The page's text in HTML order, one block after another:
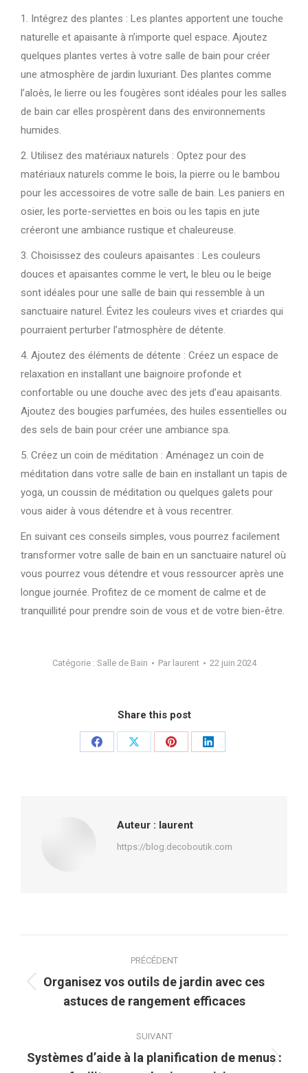
1. Intégrez des plantes : Les plantes apportent une touche
naturelle et apaisante à n’importe quel espace. Ajoutez
quelques plantes vertes à votre salle de bain pour créer
une atmosphère de jardin luxuriant. Des plantes comme
l’aloès, le lierre ou les fougères sont idéales pour les salles
de bain car elles prospèrent dans des environnements
humides.
2. Utilisez des matériaux naturels : Optez pour des
matériaux naturels comme le bois, la pierre ou le bambou
pour les accessoires de votre salle de bain. Les paniers en
osier, les porte-serviettes en bois ou les tapis en jute
créeront une ambiance rustique et chaleureuse.
3. Choisissez des couleurs apaisantes : Les couleurs
douces et apaisantes comme le vert, le bleu ou le beige
sont idéales pour une salle de bain qui ressemble à un
sanctuaire naturel. Évitez les couleurs vives et criardes qui
pourraient perturber l’atmosphère de détente.
4. Ajoutez des éléments de détente : Créez un espace de
relaxation en installant une baignoire profonde et
confortable ou une douche avec des jets d’eau apaisants.
Ajoutez des bougies parfumées, des huiles essentielles ou
des sels de bain pour créer une ambiance spa.
5. Créez un coin de méditation : Aménagez un coin de
méditation dans votre salle de bain en installant un tapis de
yoga, un coussin de méditation ou quelques galets pour
vous aider à vous détendre et à vous recentrer.
En suivant ces conseils simples, vous pourrez facilement
transformer votre salle de bain en un sanctuaire naturel où
vous pourrez vous détendre et vous ressourcer après une
longue journée. Profitez de ce moment de calme et de
tranquillité pour prendre soin de vous et de votre bien-être.
Catégorie : Salle de Bain Par laurent 22 juin 2024
Share this post
PartagerPartagerPartagerPartager
Auteur : laurent
https://blog.decoboutik.com
article
PRÉCÉDENT
Article
précédent
Organisez vos outils de jardin avec ces
astuces de rangement efficaces
SUIVANT
Article
Systèmes d’aide à la planification de menus :